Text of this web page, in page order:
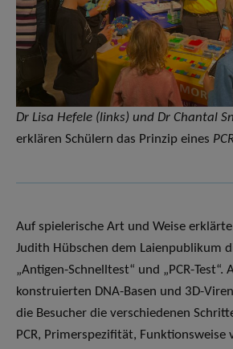
Dr Lisa Hefele (links) und Dr Chantal
erklären Schülern das Prinzip eines
Auf spielerische Art und Weise erklärte
Judith Hübschen dem Laienpublikum
„Antigen-Schnelltest“ und „PCR-
konstruierten DNA-Basen und 3D-
die Besucher die verschiedenen
PCR, Primerspezifität, Funktionsweise